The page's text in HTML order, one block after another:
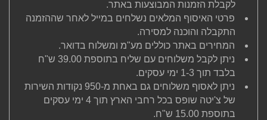
לקבלת הזמנות המבוצעות באתר.
פרטי האיסוף המלאים נשלחים במייל לאחר שההזמנה
התקבלה והוכנה למסירה.
המחירים באתר כוללים מע"מ ומשלוח בדואר.
ניתן לקבל משלוחים עם שליח בתוספת 39.00 ש"ח
בלבד תוך 1-3 ימי עסקים.
ניתן לאסוף משלוחים גם באחת מ-950 נקודות השירות
של צ'יטה שופס בכל רחבי הארץ תוך 4 ימי עסקים
בתוספת 15.00 ש"ח.